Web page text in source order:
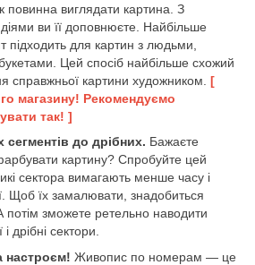
повинна виглядати картина. З
ви її доповнюєте. Найбільше
підходить для картин з людьми,
Цей спосіб найбільше схожий
справжньої картини художником. [
магазину! Рекомендуємо
так! ]
сегментів до дрібних. Бажаєте
картину? Спробуйте цей
сектора вимагають менше часу і
Щоб їх замалювати, знадобиться
потім зможете ретельно наводити
і дрібні сектори.
настроєм! Живопис по номерам — це